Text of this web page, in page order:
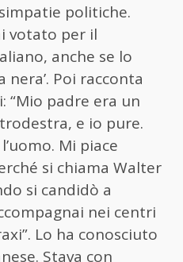
politiche.
votato per il
anche se lo
nera’. Poi racconta
“Mio padre era un
e io pure.
Mi piace
si chiama Walter
si candidò a
nei centri
Lo ha conosciuto
Stava con